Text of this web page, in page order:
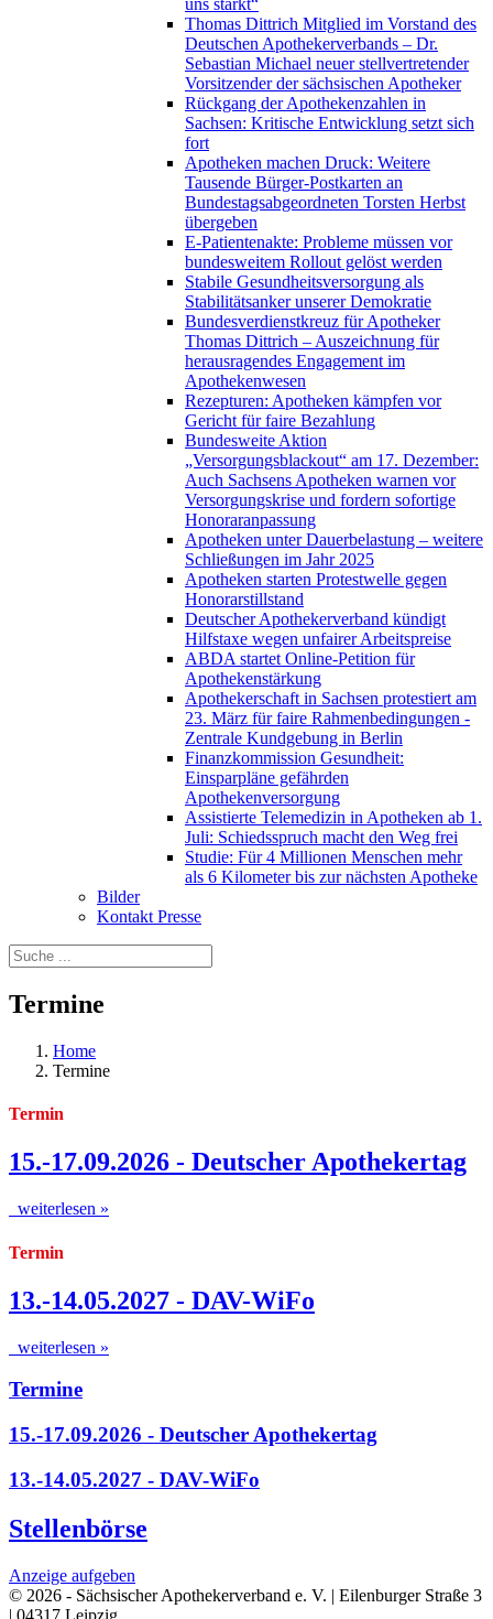
uns stärkt“
Thomas Dittrich Mitglied im Vorstand des
Deutschen Apothekerverbands – Dr.
Sebastian Michael neuer stellvertretender
Vorsitzender der sächsischen Apotheker
Rückgang der Apothekenzahlen in
Sachsen: Kritische Entwicklung setzt sich
fort
Apotheken machen Druck: Weitere
Tausende Bürger-Postkarten an
Bundestagsabgeordneten Torsten Herbst
übergeben
E-Patientenakte: Probleme müssen vor
bundesweitem Rollout gelöst werden
Stabile Gesundheitsversorgung als
Stabilitätsanker unserer Demokratie
Bundesverdienstkreuz für Apotheker
Thomas Dittrich – Auszeichnung für
herausragendes Engagement im
Apothekenwesen
Rezepturen: Apotheken kämpfen vor
Gericht für faire Bezahlung
Bundesweite Aktion
„Versorgungsblackout“ am 17. Dezember:
Auch Sachsens Apotheken warnen vor
Versorgungskrise und fordern sofortige
Honoraranpassung
Apotheken unter Dauerbelastung – weitere
Schließungen im Jahr 2025
Apotheken starten Protestwelle gegen
Honorarstillstand
Deutscher Apothekerverband kündigt
Hilfstaxe wegen unfairer Arbeitspreise
ABDA startet Online-Petition für
Apothekenstärkung
Apothekerschaft in Sachsen protestiert am
23. März für faire Rahmenbedingungen -
Zentrale Kundgebung in Berlin
Finanzkommission Gesundheit:
Einsparpläne gefährden
Apothekenversorgung
Assistierte Telemedizin in Apotheken ab 1.
Juli: Schiedsspruch macht den Weg frei
Studie: Für 4 Millionen Menschen mehr
als 6 Kilometer bis zur nächsten Apotheke
Bilder
Kontakt Presse
Termine
Home
Termine
Termin
15.-17.09.2026 - Deutscher Apothekertag
weiterlesen »
Termin
13.-14.05.2027 - DAV-WiFo
weiterlesen »
Termine
15.-17.09.2026 - Deutscher Apothekertag
13.-14.05.2027 - DAV-WiFo
Stellenbörse
Anzeige aufgeben
© 2026 - Sächsischer Apothekerverband e. V. | Eilenburger Straße 3
| 04317 Leipzig